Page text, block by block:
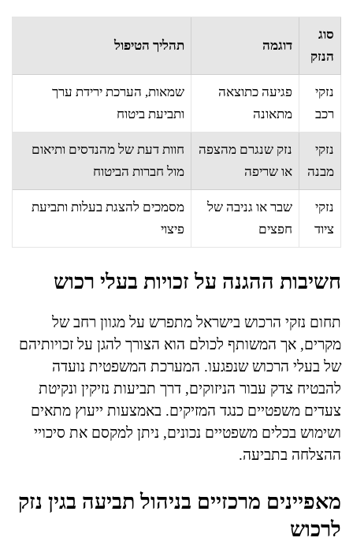
סוג
הנזק
דוגמה תהליך הטיפול
נזקי
רכב
פגיעה כתוצאה
מתאונה
שמאות, הערכת ירידת ערך
ותביעת ביטוח
נזקי
מבנה
נזק שנגרם מהצפה
או שריפה
חוות דעת של מהנדסים ותיאום
מול חברות הביטוח
נזקי
ציוד
שבר או גניבה של
חפצים
מסמכים להצגת בעלות ותביעת
פיצוי
חשיבות ההגנה על זכויות בעלי רכוש
תחום נזקי הרכוש בישראל מתפרש על מגוון רחב של
מקרים, אך המשותף לכולם הוא הצורך להגן על זכויותיהם
של בעלי הרכוש שנפגעו. המערכת המשפטית נועדה
להבטיח צדק עבור הניזוקים, דרך תביעות נזיקין ונקיטת
צעדים משפטיים כנגד המזיקים. באמצעות ייעוץ מתאים
ושימוש בכלים משפטיים נכונים, ניתן למקסם את סיכויי
ההצלחה בתביעה.
מאפיינים מרכזיים בניהול תביעה בגין נזק
לרכוש